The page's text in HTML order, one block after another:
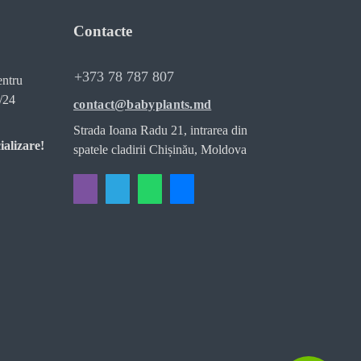
24
Contacte
+373 78 787 807
contact@babyplants.md
Strada Ioana Radu 21, intrarea din
spatele cladirii Chișinău, Moldova